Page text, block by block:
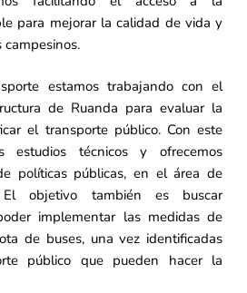
para mejorar la calidad de vida y
estamos trabajando con el
de Ruanda para evaluar la
el transporte público. Con este
estudios técnicos y ofrecemos
políticas públicas, en el área de
El objetivo también es buscar
implementar las medidas de
de buses, una vez identificadas
público que pueden hacer la